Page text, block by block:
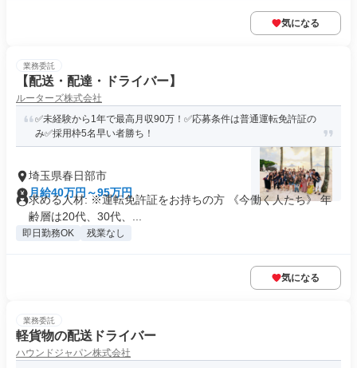
気になる
業務委託
【配送・配達・ドライバー】
ルーターズ株式会社
✅未経験から1年で最高月収90万！✅応募条件は普通運転免許証の
み✅採用枠5名早い者勝ち！
埼玉県春日部市
月給40万円～95万円
求める人材: ※運転免許証をお持ちの方 《今働く人たち》 年
齢層は20代、30代、...
即日勤務OK 残業なし
気になる
業務委託
軽貨物の配送ドライバー
ハウンドジャパン株式会社